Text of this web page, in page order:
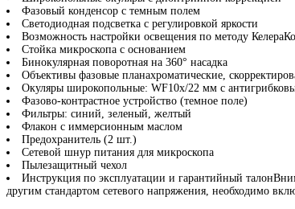
Фазовый конденсор с темным полем
Светодиодная подсветка с регулировкой яркости
Возможность настройки освещения по методу
Стойка микроскопа с основанием
Бинокулярная поворотная на 360° насадка
Объективы фазовые планахроматические,
Окуляры широкопольные: WF10x/22 мм с
Фазово-контрастное устройство (темное поле)
Фильтры: синий, зеленый, желтый
Флакон с иммерсионным маслом
Предохранитель (2 шт.)
Сетевой шнур питания для микроскопа
Пылезащитный чехол
Инструкция по эксплуатации и гарантийный
другим стандартом сетевого напряжения, необходимо